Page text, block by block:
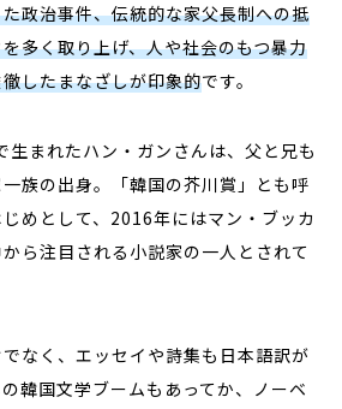
政治事件、伝統的な家父長制への抵
多く取り上げ、人や社会のもつ暴力
したまなざしが印象的です。
生まれたハン・ガンさんは、父と兄も
族の出身。「韓国の芥川賞」とも呼
めとして、 2016年にはマン・ブッカ
ら注目される小説家の一人とされて
なく、エッセイや詩集も日本語訳が
韓国文学ブームもあってか、ノーベ